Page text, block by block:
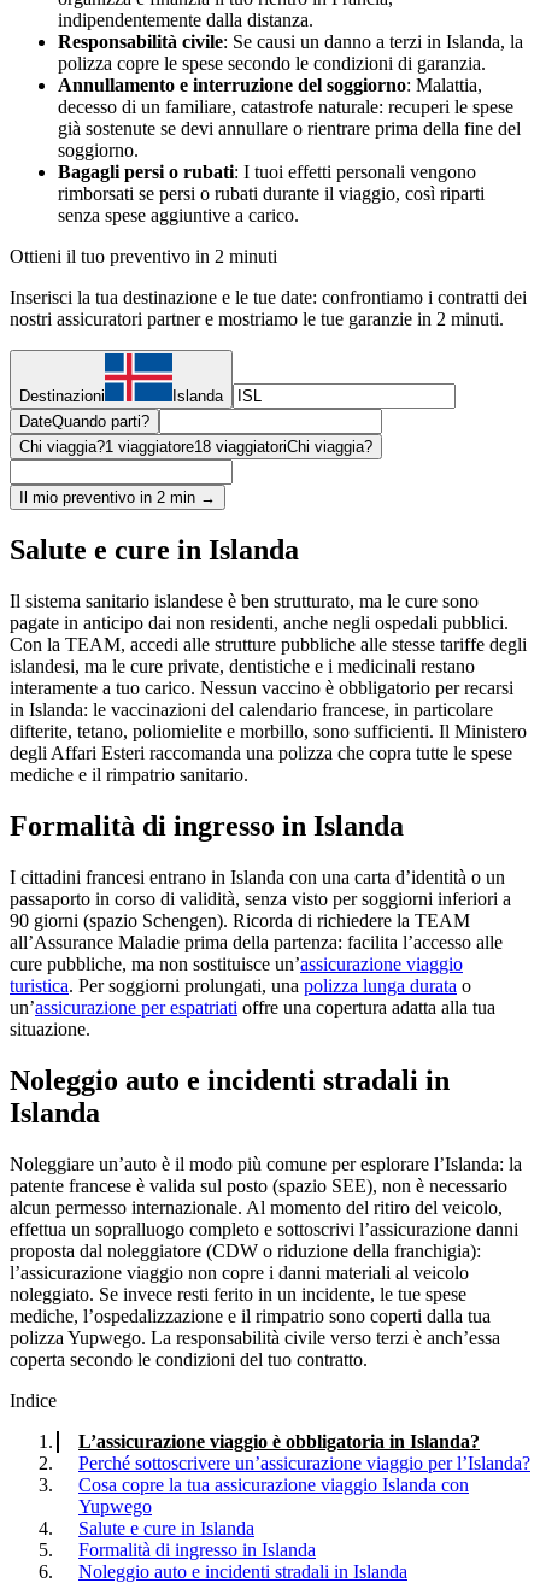
indipendentemente dalla distanza.
Responsabilità civile: Se causi un danno a terzi in Islanda, la
polizza copre le spese secondo le condizioni di garanzia.
Annullamento e interruzione del soggiorno: Malattia,
decesso di un familiare, catastrofe naturale: recuperi le spese
già sostenute se devi annullare o rientrare prima della fine del
soggiorno.
Bagagli persi o rubati: I tuoi effetti personali vengono
rimborsati se persi o rubati durante il viaggio, così riparti
senza spese aggiuntive a carico.
Ottieni il tuo preventivo in 2 minuti
Inserisci la tua destinazione e le tue date: confrontiamo i contratti dei
nostri assicuratori partner e mostriamo le tue garanzie in 2 minuti.
Destinazioni
Islanda
DateQuando parti?
Chi viaggia?1 viaggiatore18 viaggiatoriChi viaggia?
Il mio preventivo in 2 min →
Salute e cure in Islanda
Il sistema sanitario islandese è ben strutturato, ma le cure sono
pagate in anticipo dai non residenti, anche negli ospedali pubblici.
Con la TEAM, accedi alle strutture pubbliche alle stesse tariffe degli
islandesi, ma le cure private, dentistiche e i medicinali restano
interamente a tuo carico. Nessun vaccino è obbligatorio per recarsi
in Islanda: le vaccinazioni del calendario francese, in particolare
difterite, tetano, poliomielite e morbillo, sono sufficienti. Il Ministero
degli Affari Esteri raccomanda una polizza che copra tutte le spese
mediche e il rimpatrio sanitario.
Formalità di ingresso in Islanda
I cittadini francesi entrano in Islanda con una carta d’identità o un
passaporto in corso di validità, senza visto per soggiorni inferiori a
90 giorni (spazio Schengen). Ricorda di richiedere la TEAM
all’Assurance Maladie prima della partenza: facilita l’accesso alle
cure pubbliche, ma non sostituisce un’assicurazione viaggio
turistica. Per soggiorni prolungati, una polizza lunga durata o
un’assicurazione per espatriati offre una copertura adatta alla tua
situazione.
Noleggio auto e incidenti stradali in
Islanda
Noleggiare un’auto è il modo più comune per esplorare l’Islanda: la
patente francese è valida sul posto (spazio SEE), non è necessario
alcun permesso internazionale. Al momento del ritiro del veicolo,
effettua un sopralluogo completo e sottoscrivi l’assicurazione danni
proposta dal noleggiatore (CDW o riduzione della franchigia):
l’assicurazione viaggio non copre i danni materiali al veicolo
noleggiato. Se invece resti ferito in un incidente, le tue spese
mediche, l’ospedalizzazione e il rimpatrio sono coperti dalla tua
polizza Yupwego. La responsabilità civile verso terzi è anch’essa
coperta secondo le condizioni del tuo contratto.
Indice
L’assicurazione viaggio è obbligatoria in Islanda?
Perché sottoscrivere un’assicurazione viaggio per l’Islanda?
Cosa copre la tua assicurazione viaggio Islanda con
Yupwego
Salute e cure in Islanda
Formalità di ingresso in Islanda
Noleggio auto e incidenti stradali in Islanda